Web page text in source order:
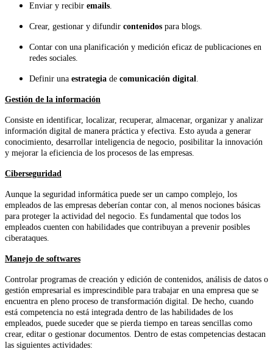
Enviar y recibir emails
Crear, gestionar y difundir contenidos para blogs.
Contar con una planificación y medición eficaz de publicaciones en
redes sociales.
Definir una estrategia de comunicación digital
Gestión de la información
Consiste en identificar, localizar, recuperar, almacenar, organizar y analizar
información digital de manera práctica y efectiva. Esto ayuda a generar
conocimiento, desarrollar inteligencia de negocio, posibilitar la innovación
y mejorar la eficiencia de los procesos de las empresas.
Ciberseguridad
Aunque la seguridad informática puede ser un campo complejo, los
empleados de las empresas deberían contar con, al menos nociones básicas
para proteger la actividad del negocio. Es fundamental que todos los
empleados cuenten con habilidades que contribuyan a prevenir posibles
ciberataques.
Manejo de softwares
Controlar programas de creación y edición de contenidos, análisis de datos o
gestión empresarial es imprescindible para trabajar en una empresa que se
encuentra en pleno proceso de transformación digital. De hecho, cuando
está competencia no está integrada dentro de las habilidades de los
empleados, puede suceder que se pierda tiempo en tareas sencillas como
crear, editar o gestionar documentos. Dentro de estas competencias destacan
las siguientes actividades: